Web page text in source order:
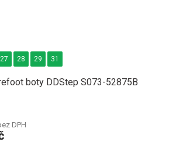
boty DDStep S073-52875B
DPH
27 28 29 31